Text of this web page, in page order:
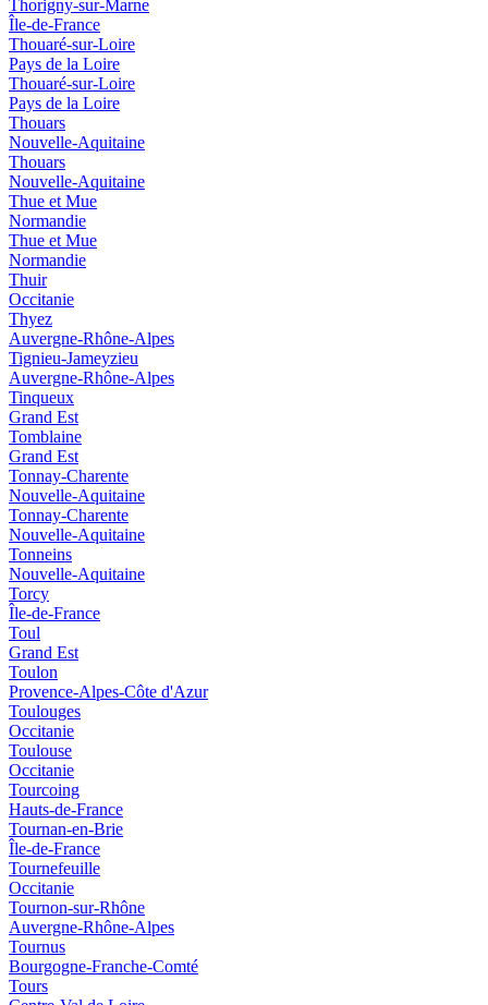
Thorigny-sur-Marne
Île-de-France
Thouaré-sur-Loire
Pays de la Loire
Thouaré-sur-Loire
Pays de la Loire
Thouars
Nouvelle-Aquitaine
Thouars
Nouvelle-Aquitaine
Thue et Mue
Normandie
Thue et Mue
Normandie
Thuir
Occitanie
Thyez
Auvergne-Rhône-Alpes
Tignieu-Jameyzieu
Auvergne-Rhône-Alpes
Tinqueux
Grand Est
Tomblaine
Grand Est
Tonnay-Charente
Nouvelle-Aquitaine
Tonnay-Charente
Nouvelle-Aquitaine
Tonneins
Nouvelle-Aquitaine
Torcy
Île-de-France
Toul
Grand Est
Toulon
Provence-Alpes-Côte d'Azur
Toulouges
Occitanie
Toulouse
Occitanie
Tourcoing
Hauts-de-France
Tournan-en-Brie
Île-de-France
Tournefeuille
Occitanie
Tournon-sur-Rhône
Auvergne-Rhône-Alpes
Tournus
Bourgogne-Franche-Comté
Tours